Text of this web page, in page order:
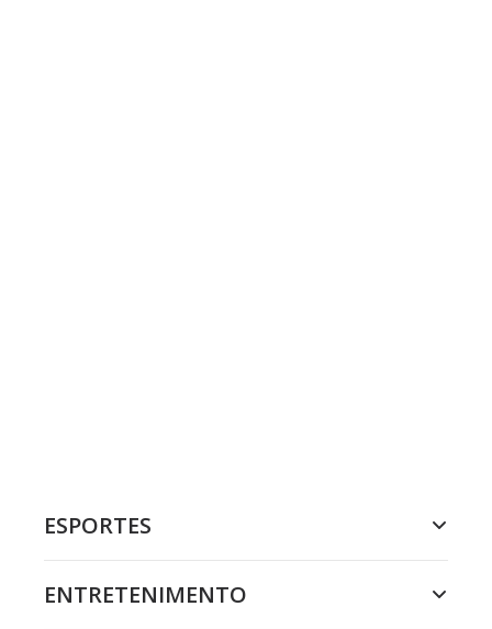
ESPORTES
ENTRETENIMENTO